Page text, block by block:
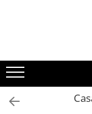
Noutati
Promotii
Pachete Speciale